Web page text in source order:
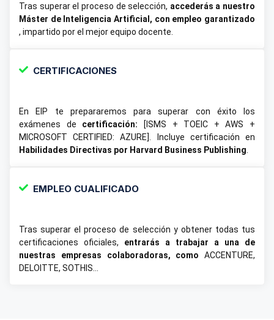
Tras superar el proceso de selección, accederás a nuestro
Máster de Inteligencia Artificial​, con empleo garantizado
, impartido por el mejor equipo docente.
CERTIFICACIONES
En EIP te prepararemos para superar con éxito los
exámenes de certificación:
[ISMS + TOEIC + AWS +
MICROSOFT CERTIFIED: AZURE]. Incluye certificación en
Habilidades Directivas por Harvard Business Publishing
EMPLEO CUALIFICADO
Tras superar el proceso de selección y obtener todas tus
certificaciones oficiales, entrarás a trabajar a una de
nuestras empresas colaboradoras, como ACCENTURE,
DELOITTE, SOTHIS…